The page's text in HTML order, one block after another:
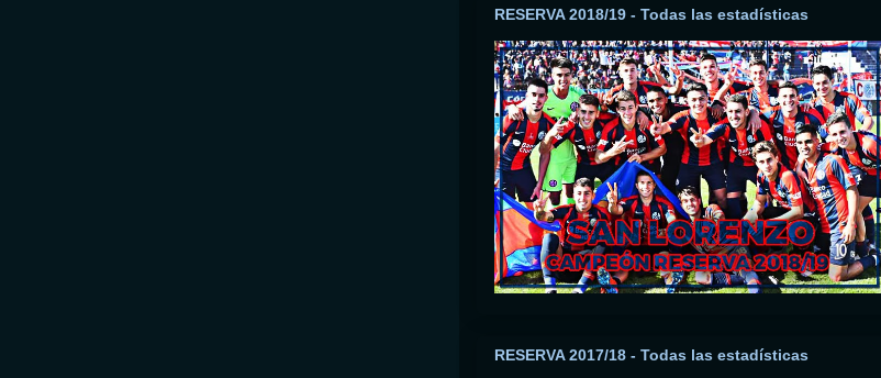
RESERVA 2018/19 - Todas las estadísticas
RESERVA 2017/18 - Todas las estadísticas